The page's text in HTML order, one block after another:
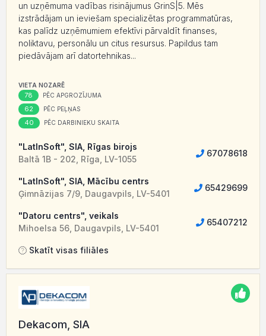
un uzņēmuma vadības risinājumus GrinS|5. Mēs
izstrādājam un ieviešam specializētas programmatūras,
kas palīdz uzņēmumiem efektīvi pārvaldīt finanses,
noliktavu, personālu un citus resursus. Papildus tam
piedāvājam arī datortehnikas...
VIETA NOZARĒ
78 PĒC APGROZĪJUMA
62 PĒC PEĻŅAS
40 PĒC DARBINIEKU SKAITA
"LatInSoft", SIA, Rīgas birojs
Baltā 1B - 202, Rīga, LV-1055
67078618
"LatInSoft", SIA, Mācību centrs
Ģimnāzijas 7/9, Daugavpils, LV-5401
65429699
"Datoru centrs", veikals
Mihoelsa 56, Daugavpils, LV-5401
65407212
Skatīt visas filiāles
Dekacom, SIA